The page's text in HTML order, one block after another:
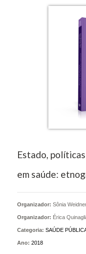
Estado,
em saúde:
Organizador: Sônia
Organizador: Érica
Categoria: SAÚDE
Ano: 2018